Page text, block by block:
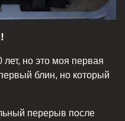
но это моя первая
блин, но который
перерыв после